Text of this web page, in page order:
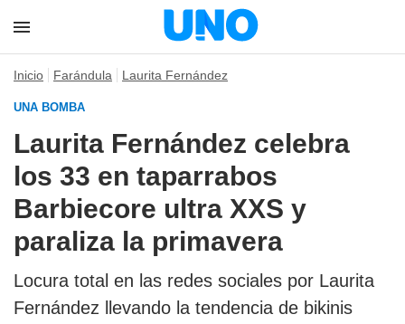
Inicio Farándula Laurita Fernández
UNA BOMBA
Laurita Fernández celebra
los 33 en taparrabos
Barbiecore ultra XXS y
paraliza la primavera
Locura total en las redes sociales por Laurita
Fernández llevando la tendencia de bikinis